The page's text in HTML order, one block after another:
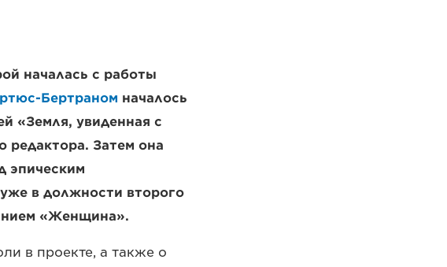
началась с работы
Бертраном началось
«Земля, увиденная с
редактора. Затем она
эпическим
в должности второго
«Женщина».
в проекте, а также о